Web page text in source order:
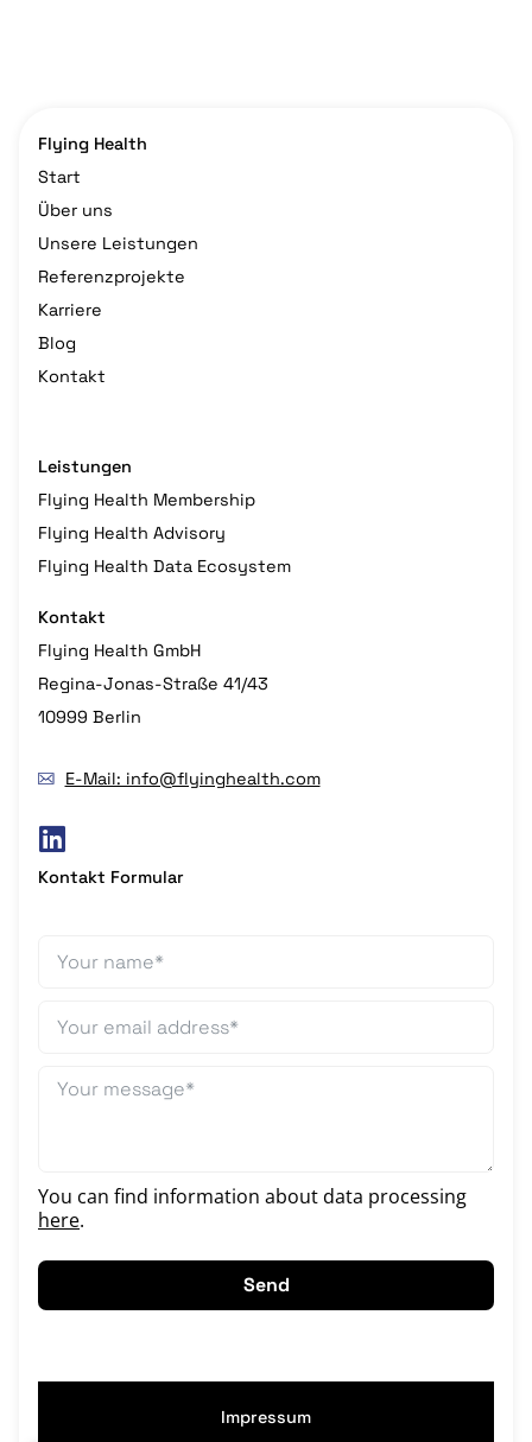
Flying Health
Start
Über uns
Unsere Leistungen
Referenzprojekte
Karriere
Blog
Kontakt
Leistungen
Flying Health Membership
Flying Health Advisory
Flying Health Data Ecosystem
Kontakt
Flying Health GmbH
Regina-Jonas-Straße 41/43
10999 Berlin
E-Mail: info@flyinghealth.com
Kontakt Formular
You can find information about data processing
here.
Send
Impressum